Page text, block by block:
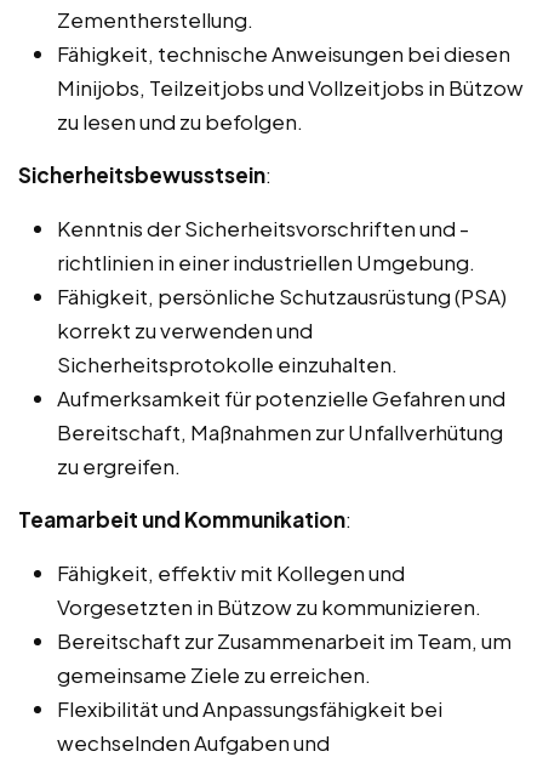
Zementherstellung.
Fähigkeit, technische Anweisungen bei diesen
Minijobs, Teilzeitjobs und Vollzeitjobs in Bützow
zu lesen und zu befolgen.
Sicherheitsbewusstsein:
Kenntnis der Sicherheitsvorschriften und -
richtlinien in einer industriellen Umgebung.
Fähigkeit, persönliche Schutzausrüstung (PSA)
korrekt zu verwenden und
Sicherheitsprotokolle einzuhalten.
Aufmerksamkeit für potenzielle Gefahren und
Bereitschaft, Maßnahmen zur Unfallverhütung
zu ergreifen.
Teamarbeit und Kommunikation:
Fähigkeit, effektiv mit Kollegen und
Vorgesetzten in Bützow zu kommunizieren.
Bereitschaft zur Zusammenarbeit im Team, um
gemeinsame Ziele zu erreichen.
Flexibilität und Anpassungsfähigkeit bei
wechselnden Aufgaben und